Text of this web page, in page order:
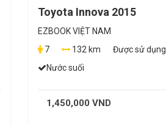
Toyota Innova 2015
EZBOOK VIỆT NAM
7
132 km Được sử
Nước suối
1,450,000 VND